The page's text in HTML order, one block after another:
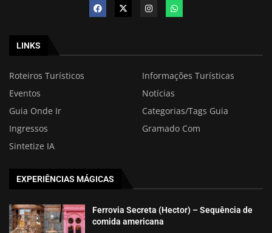
LINKS
Roteiros Turísticos
Informações Turísticas
Eventos
Notícias
Guia Onde Ir
Categorias/Tags Guia
Ingressos
Gramado Com
Sintetize IA
EXPERIÊNCIAS MÁGICAS
Ferrovia Secreta (Hector) – Sequência de
comida americana